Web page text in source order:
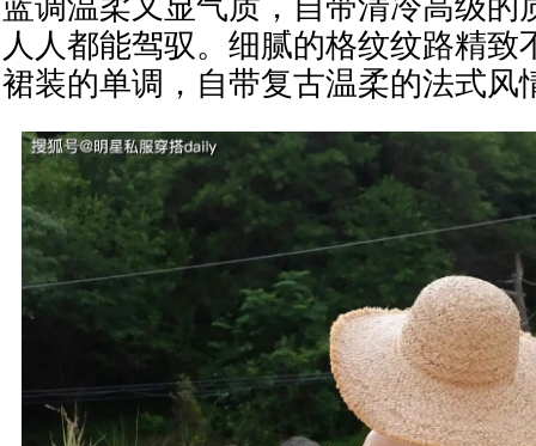
蓝调温柔又显气质，自带清冷高级的
人人都能驾驭。细腻的格纹纹路精致
裙装的单调，自带复古温柔的法式风